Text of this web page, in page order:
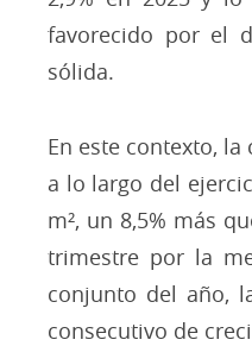
favorecido por el
sólida.
​En este contexto,
a lo largo del
m², un 8,5% más
trimestre por la
conjunto del año,
consecutivo de